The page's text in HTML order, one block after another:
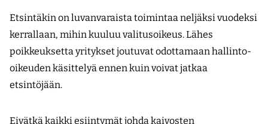
Etsintäkin on luvanvaraista toimintaa neljäksi vuodeksi
kerrallaan, mihin kuuluu valitusoikeus. Lähes
poikkeuksetta yritykset joutuvat odottamaan hallinto-
oikeuden käsittelyä ennen kuin voivat jatkaa
etsintöjään.
Eivätkä kaikki esiintymät johda kaivosten